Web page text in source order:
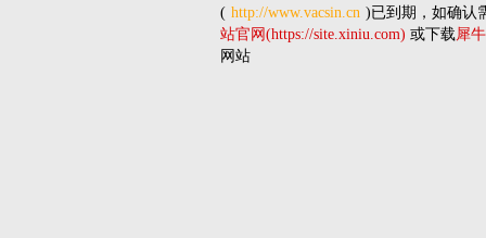
( http://www.vacsin.cn )已到期，如确认
站官网(https://site.xiniu.com) 或下载犀
网站